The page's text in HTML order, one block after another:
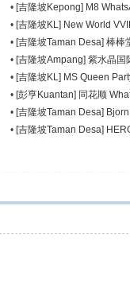
• [吉隆坡Kepong] M8
• [吉隆坡KL] New World
• [吉隆坡Taman Desa] 棒
• [吉隆坡Ampang] 紫水晶
• [吉隆坡KL] MS Queen
• [彭亨Kuantan] 同花顺
• [吉隆坡Taman Desa]
• [吉隆坡Taman Desa]